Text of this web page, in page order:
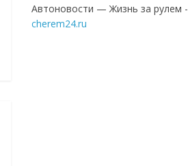
Автоновости — Жизнь за рулем -
cherem24.ru